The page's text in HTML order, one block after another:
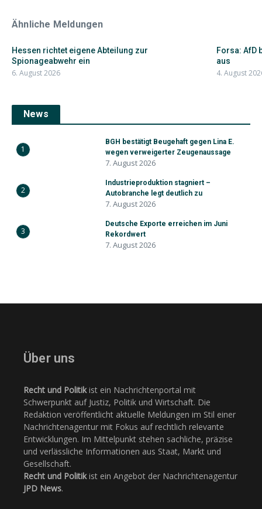
Ähnliche Meldungen
Hessen richtet eigene Abteilung zur
Spionageabwehr ein
6. August 2026
Forsa: AfD
aus
4. August
News
1
BGH bestätigt Beugehaft gegen Lina E.
wegen verweigerter Zeugenaussage
7. August 2026
2
Industrieproduktion stagniert –
Autobranche legt deutlich zu
7. August 2026
3
Deutsche Exporte erreichen im Juni
Rekordwert
7. August 2026
Über uns
Recht und Politikist ein Nachrichtenportal mit
Schwerpunkt auf Justiz, Politik und Wirtschaft. Die
Redaktion veröffentlicht aktuelle Meldungen im Stil einer
Nachrichtenagentur mit Fokus auf rechtlich relevante
Entwicklungen. Im Mittelpunkt stehen sachliche, präzise
und verlässliche Informationen aus Staat, Markt und
Gesellschaft.
Recht und Politikist ein Angebot der Nachrichtenagentur
JPD News.